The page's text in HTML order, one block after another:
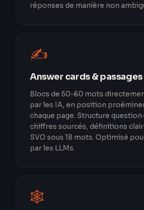
réponses de manière non
✍️
Answer cards &
Blocs de 50-60 mots
par les IA, en position
chaque page. Structure
chiffres sourcés, définitions
SVO sous 18 mots. Optimisé
par les LLMs.
🕸️